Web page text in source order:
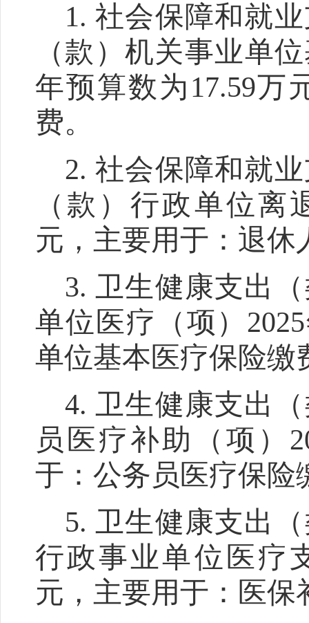
1. 社会保障和就
（款）机关事业单
年预算数为 17.59万
费。
2. 社会保障和就
（款）行政单位离
元，主要用于：退
3. 卫生健康支出
单位医疗（项） 2025
单位基本医疗保险缴
4. 卫生健康支出
员医疗补助（项）
于：公务员医疗保险
5. 卫生健康支出
行政事业单位医疗
元，主要用于：医保